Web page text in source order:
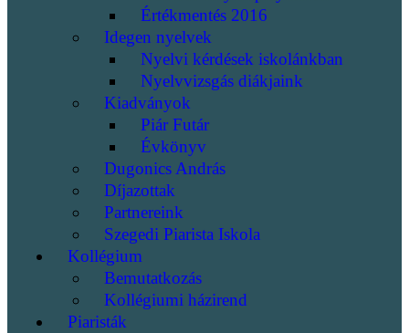
Értékmentés 2016
Idegen nyelvek
Nyelvi kérdések iskolánkban
Nyelvvizsgás diákjaink
Kiadványok
Piár Futár
Évkönyv
Dugonics András
Díjazottak
Partnereink
Szegedi Piarista Iskola
Kollégium
Bemutatkozás
Kollégiumi házirend
Piaristák